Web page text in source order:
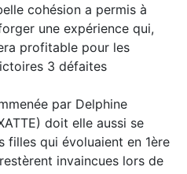
cohésion a permis à
une expérience qui,
profitable pour les
3 défaites
par Delphine
doit elle aussi se
filles qui évoluaient en 1ère
invaincues lors de